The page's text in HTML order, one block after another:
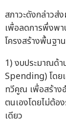
สภาวะดังกล่าวส่
เพื่อลดการพึ่งพ
โครงสร้างพื้นฐา
1) งบประมาณด้
Spending) โดย
ทวีคูณ เพื่อสร้าง
ตนเองโดยไม่ต้อ
เดียว